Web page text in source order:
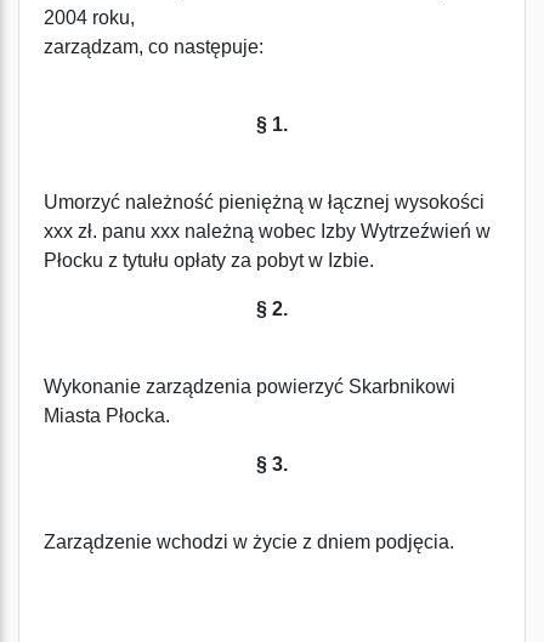
2004 roku,
zarządzam, co następuje:
§ 1.
Umorzyć należność pieniężną w łącznej wysokości
xxx zł. panu xxx należną wobec Izby Wytrzeźwień w
Płocku z tytułu opłaty za pobyt w Izbie.
§ 2.
Wykonanie zarządzenia powierzyć Skarbnikowi
Miasta Płocka.
§ 3.
Zarządzenie wchodzi w życie z dniem podjęcia.